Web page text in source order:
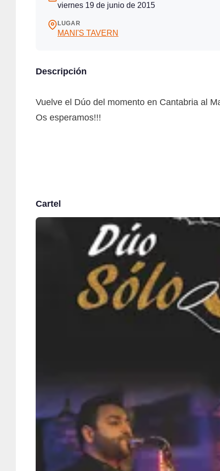
viernes 19 de junio de 2015
LUGAR
MANI'S TAVERN
Descripción
Vuelve el Dúo del momento en Cantabria al
Os esperamos!!!
Cartel